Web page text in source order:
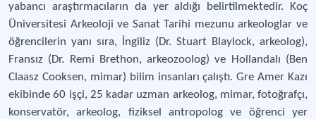
yabancı araştırmacıların da yer aldığı belirtilmektedir. Koç
Üniversitesi Arkeoloji ve Sanat Tarihi mezunu arkeologlar ve
öğrencilerin yanı sıra, İngiliz (Dr. Stuart Blaylock, arkeolog),
Fransız (Dr. Remi Brethon, arkeozoolog) ve Hollandalı (Ben
Claasz Cooksen, mimar) bilim insanları çalıştı. Gre Amer Kazı
ekibinde 60 işçi, 25 kadar uzman arkeolog, mimar, fotoğrafçı,
konservatör, arkeolog, fiziksel antropolog ve öğrenci yer